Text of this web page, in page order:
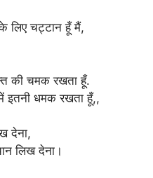
लिए चट्टान हूँ मैं,
की चमक रखता हूँ.
इतनी धमक रखता हूँ,,
देना,
लिख देना।